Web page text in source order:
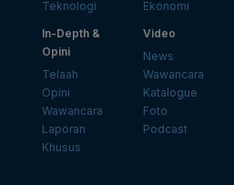
Teknologi
Ekonomi
In-Depth &
Opini
Telaah
Opini
Wawancara
Laporan
Khusus
Video
News
Wawancara
Katalogue
Foto
Podcast